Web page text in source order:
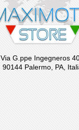
Via G.ppe Ingegneros
90144 Palermo, PA,